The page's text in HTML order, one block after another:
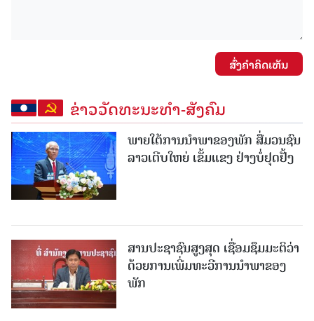
ສົ່ງຄໍາຄິດເຫັນ
ຂ່າວວັດທະນະທຳ-ສັງຄົມ
ພາຍໃຕ້ການນໍາພາຂອງພັກ ສື່ມວນຊົນ
ລາວເຕີບໃຫຍ່ ເຂັ້ມແຂງ ຢ່າງບໍ່ຢຸດຢັ້ງ
ສານປະຊາຊົນສູງສຸດ ເຊື່ອມຊຶມມະຕິວ່າ
ດ້ວຍການເພີ່ມທະວີການນຳພາຂອງ
ພັກ